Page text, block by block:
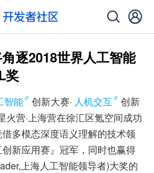
逐2018世界人工智能
奖
智能 创新大赛· 人机交互
创新
火营·上海营在徐汇区氪空间成功
多模态深度语义理解的技术领
新应用赛』冠军，同时也赢得
上海人工智能领导者)大奖的